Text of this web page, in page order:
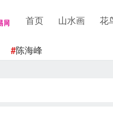
首页 山水画 花
#陈海峰